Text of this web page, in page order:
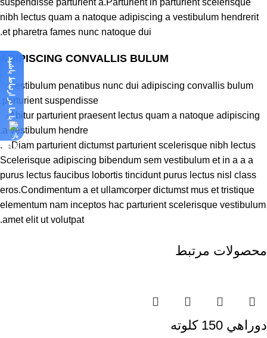
suspendisse parturient a.Parturient in parturient scelerisque
nibh lectus quam a natoque adipiscing a vestibulum hendrerit
et pharetra fames nunc natoque dui.
ADIPISCING CONVALLIS BULUM
Vestibulum penatibus nunc dui adipiscing convallis bulum
parturient suspendisse.
Abitur parturient praesent lectus quam a natoque adipiscing
a vestibulum hendre.
Diam parturient dictumst parturient scelerisque nibh lectus.
Scelerisque adipiscing bibendum sem vestibulum et in a a a
purus lectus faucibus lobortis tincidunt purus lectus nisl class
eros.Condimentum a et ullamcorper dictumst mus et tristique
elementum nam inceptos hac parturient scelerisque vestibulum
amet elit ut volutpat.
محصولات مرتبط
دوراهي 150 كلوته
با ما در ارتباط باشید